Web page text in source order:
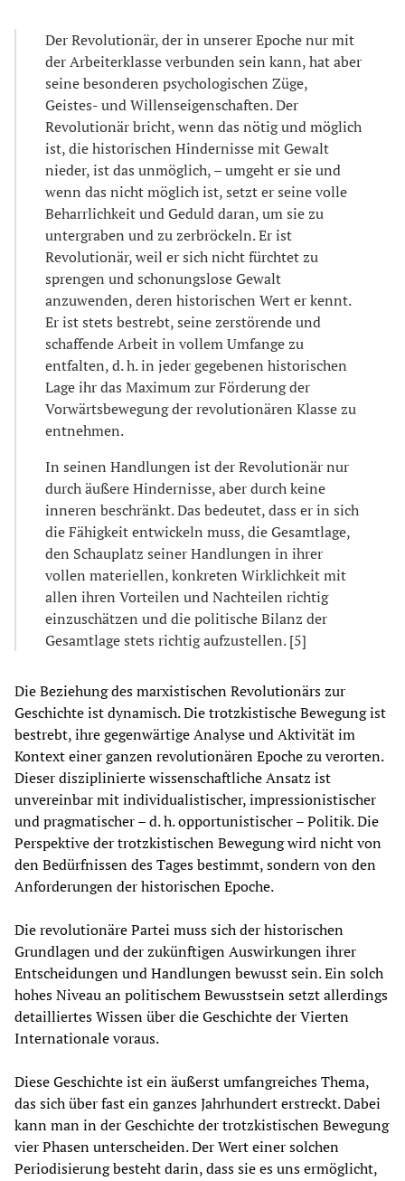
Der Revolutionär, der in unserer Epoche nur mit
der Arbeiterklasse verbunden sein kann, hat aber
seine besonderen psychologischen Züge,
Geistes- und Willenseigenschaften. Der
Revolutionär bricht, wenn das nötig und möglich
ist, die historischen Hindernisse mit Gewalt
nieder, ist das unmöglich, – umgeht er sie und
wenn das nicht möglich ist, setzt er seine volle
Beharrlichkeit und Geduld daran, um sie zu
untergraben und zu zerbröckeln. Er ist
Revolutionär, weil er sich nicht fürchtet zu
sprengen und schonungslose Gewalt
anzuwenden, deren historischen Wert er kennt.
Er ist stets bestrebt, seine zerstörende und
schaffende Arbeit in vollem Umfange zu
entfalten, d. h. in jeder gegebenen historischen
Lage ihr das Maximum zur Förderung der
Vorwärtsbewegung der revolutionären Klasse zu
entnehmen.
In seinen Handlungen ist der Revolutionär nur
durch äußere Hindernisse, aber durch keine
inneren beschränkt. Das bedeutet, dass er in sich
die Fähigkeit entwickeln muss, die Gesamtlage,
den Schauplatz seiner Handlungen in ihrer
vollen materiellen, konkreten Wirklichkeit mit
allen ihren Vorteilen und Nachteilen richtig
einzuschätzen und die politische Bilanz der
Gesamtlage stets richtig aufzustellen. [5]
Die Beziehung des marxistischen Revolutionärs zur
Geschichte ist dynamisch. Die trotzkistische Bewegung ist
bestrebt, ihre gegenwärtige Analyse und Aktivität im
Kontext einer ganzen revolutionären Epoche zu verorten.
Dieser disziplinierte wissenschaftliche Ansatz ist
unvereinbar mit individualistischer, impressionistischer
und pragmatischer – d. h. opportunistischer – Politik. Die
Perspektive der trotzkistischen Bewegung wird nicht von
den Bedürfnissen des Tages bestimmt, sondern von den
Anforderungen der historischen Epoche.
Die revolutionäre Partei muss sich der historischen
Grundlagen und der zukünftigen Auswirkungen ihrer
Entscheidungen und Handlungen bewusst sein. Ein solch
hohes Niveau an politischem Bewusstsein setzt allerdings
detailliertes Wissen über die Geschichte der Vierten
Internationale voraus.
Diese Geschichte ist ein äußerst umfangreiches Thema,
das sich über fast ein ganzes Jahrhundert erstreckt. Dabei
kann man in der Geschichte der trotzkistischen Bewegung
vier Phasen unterscheiden. Der Wert einer solchen
Periodisierung besteht darin, dass sie es uns ermöglicht,